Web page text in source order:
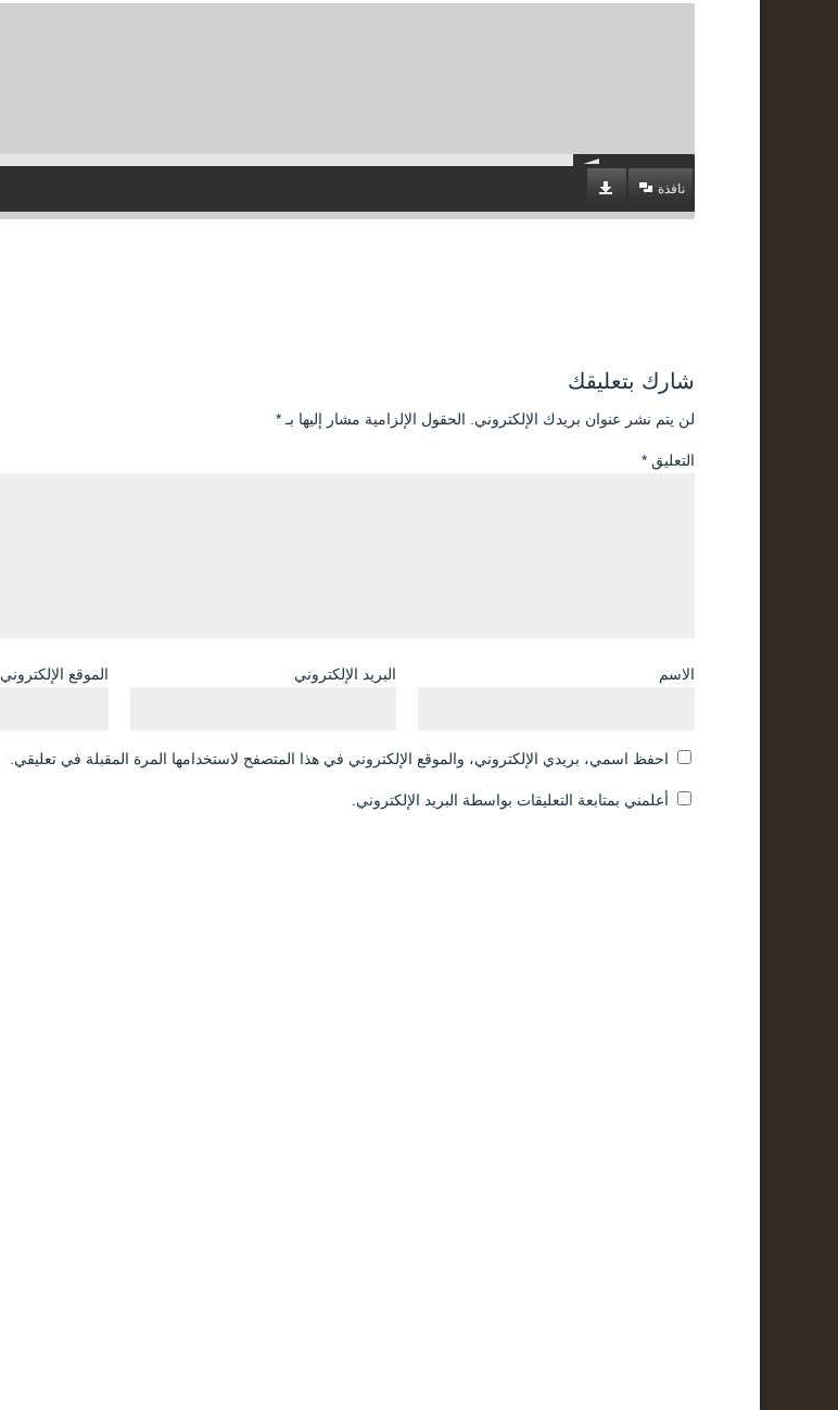
نافذة
شارك بتعليقك
لن يتم نشر عنوان بريدك الإلكتروني. الحقول الإلزامية مشار إليها بـ *
التعليق *
الاسم البريد الإلكتروني الموقع الإلكتروني
احفظ اسمي، بريدي الإلكتروني، والموقع الإلكتروني في هذا المتصفح لاستخدامها المرة المقبلة في تعليقي.
أعلمني بمتابعة التعليقات بواسطة البريد الإلكتروني.